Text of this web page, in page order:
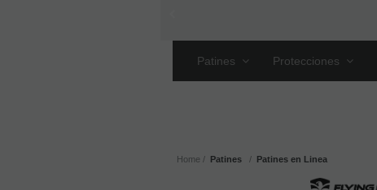
Patines Protecciones
Home Patines Patines en Linea